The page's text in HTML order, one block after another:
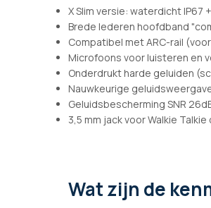
X Slim versie: waterdicht IP67
Brede lederen hoofdband
Compatibel met ARC-rail
Microfoons voor luisteren en
Onderdrukt harde geluiden
Nauwkeurige
Geluidsbescherming SNR
3,5 mm jack voor Walkie
Wat zijn de